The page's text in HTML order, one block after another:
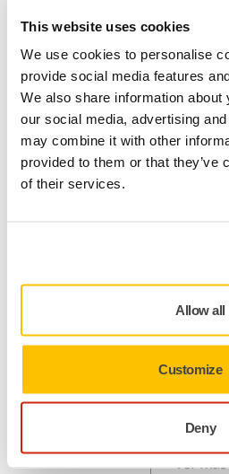
This website uses cookies
We use cookies to personalise
provide social media features
We also share information
our social media, advertising
may combine it with other
provided to them or that they’ve
of their services.
Allow all
Customize
Deny
ASISTENCIA MÁQUINAS, CONSEJOS
¿Cómo cambiar el plato
II?
Ver más